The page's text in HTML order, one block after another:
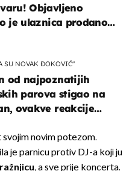
Objavljeno
je ulaznica prodano
SU NOVAK ĐOKOVIĆ"
od najpoznatijih
parova stigao na
ovakve reakcije
novim potezom.
je parnicu protiv DJ-a koji ju
, a sve prije koncerta.